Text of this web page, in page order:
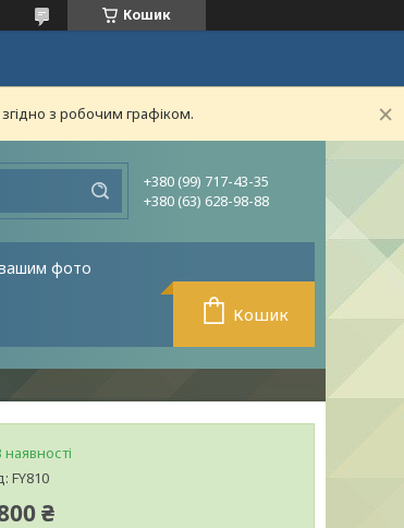
Кошик
з робочим графіком.
+380 (99) 717-43-35
+380 (63) 628-98-88
фото
Кошик
наявності
FY810
₴